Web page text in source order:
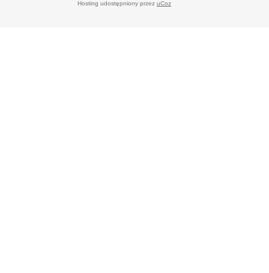
Hosting udostępniony przez uCoz